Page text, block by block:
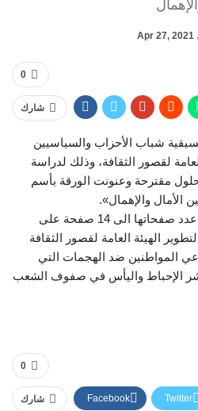
Apr 27, 2021
0
شارك
شباب الأحزاب والسياسيين
لقصور الثقافة، وذلك لدراسة
مقترحة وعنونت الورقة بأسم
الأمال والإهمال».
وركزت ورقة العمل والتي يبلغ عدد صفحاتها الى 14 صفحة على
الهيئة العامة لقصور الثقافة
المواطنين ضد الهجمات التي
الإحباط واليأس في صفوف الشعب
0
شارك Facebook Twitter